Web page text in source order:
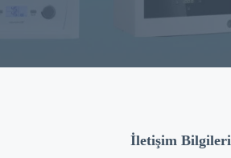
İletişim Bilgileri